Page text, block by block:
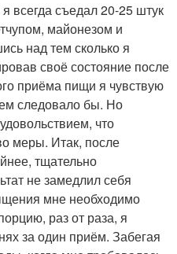
всегда съедал 20-25 штук
майонезом и
над тем сколько я
своё состояние после
приёма пищи я чувствую
следовало бы. Но
что
меры. Итак, после
тщательно
не замедлил себя
мне необходимо
раз от раза, я
за один приём. Забегая